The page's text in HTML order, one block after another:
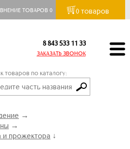
ТОВАРОВ0 0 товаров
8 843 533 11 33
ЗАКАЗАТЬ ЗВОНОК
товаров по каталогу:
→
→
и прожектора ↓